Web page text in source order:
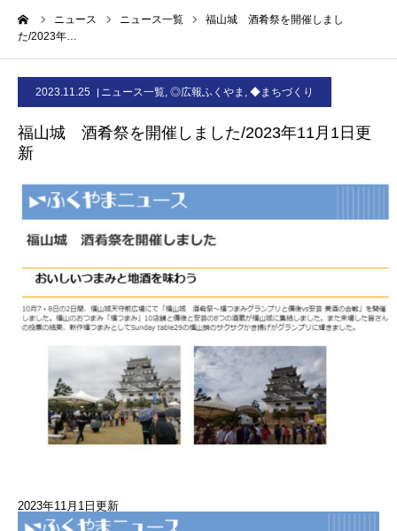
ニュース ニュース一覧
福山城 酒肴祭を開催しまし
た/2023年…
2023.11.25 ニュース一覧, ◎広報ふくやま , ◆まちづくり
福山城 酒肴祭を開催しました/2023年11月1日更
新
2023年11月1日更新
お問合せ